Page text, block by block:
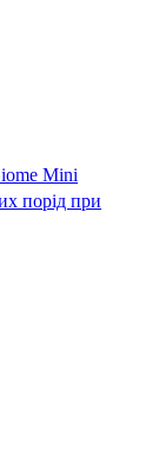
Mini
порід при